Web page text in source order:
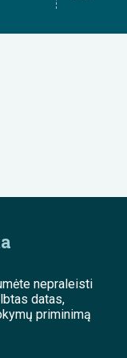
nepraleisti
datas,
priminimą